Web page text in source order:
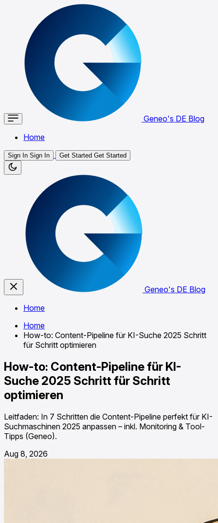
Geneo's DE Blog
Home
Sign In Sign In Get Started Get Started
Geneo's DE Blog
Home
Home
How-to: Content-Pipeline für KI-Suche 2025 Schritt
für Schritt optimieren
How-to: Content-Pipeline für KI-
Suche 2025 Schritt für Schritt
optimieren
Leitfaden: In 7 Schritten die Content-Pipeline perfekt für KI-
Suchmaschinen 2025 anpassen – inkl. Monitoring & Tool-
Tipps (Geneo).
Aug 8, 2026